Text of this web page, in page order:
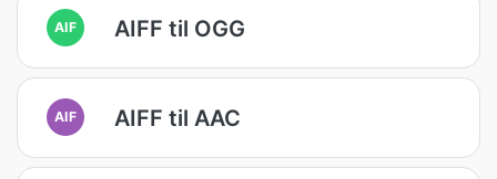
AIF AIFF til OGG
AIF AIFF til AAC